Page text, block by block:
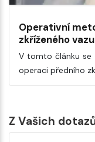
Operativní
zkříženého
V tomto článku se
operaci předního
Z Vašich